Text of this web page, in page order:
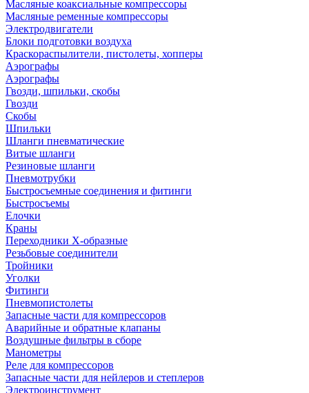
Масляные коаксиальные компрессоры
Масляные ременные компрессоры
Электродвигатели
Блоки подготовки воздуха
Краскораспылители, пистолеты, хопперы
Аэрографы
Аэрографы
Гвозди, шпильки, скобы
Гвозди
Скобы
Шпильки
Шланги пневматические
Витые шланги
Резиновые шланги
Пневмотрубки
Быстросъемные соединения и фитинги
Быстросъемы
Елочки
Краны
Переходники Х-образные
Резьбовые соединители
Тройники
Уголки
Фитинги
Пневмопистолеты
Запасные части для компрессоров
Аварийные и обратные клапаны
Воздушные фильтры в сборе
Манометры
Реле для компрессоров
Запасные части для нейлеров и степлеров
Электроинструмент